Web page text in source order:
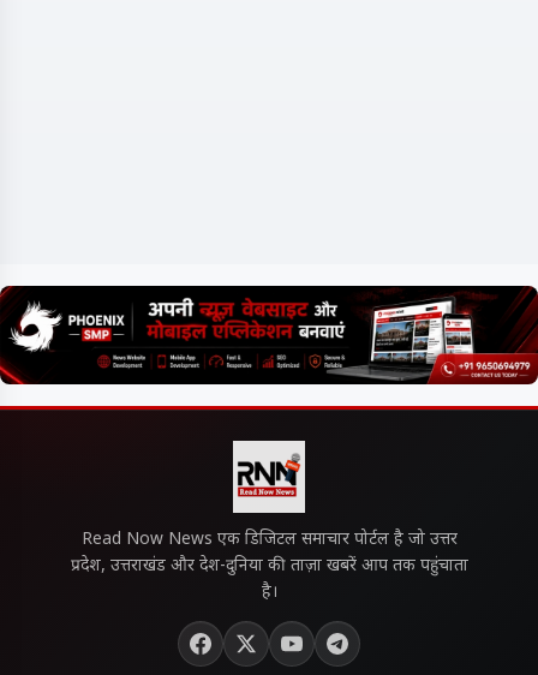
Read Now News एक डिजिटल समाचार पोर्टल है जो उत्तर
प्रदेश, उत्तराखंड और देश-दुनिया की ताज़ा खबरें आप तक पहुंचाता
है।